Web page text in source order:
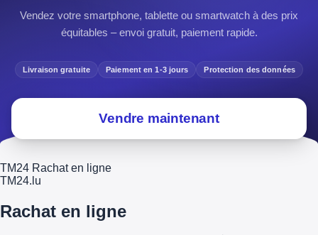
Vendez votre smartphone, tablette ou smartwatch à des prix
équitables – envoi gratuit, paiement rapide.
Livraison gratuite Paiement en 1-3 jours Protection des données
Vendre maintenant
TM24 Rachat en ligne
TM24.lu
Rachat en ligne